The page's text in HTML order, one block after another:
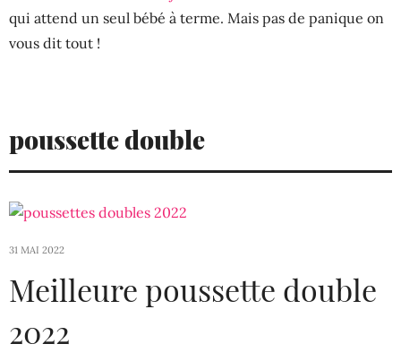
qui attend un seul bébé à terme. Mais pas de panique on
vous dit tout !
poussette double
31 MAI 2022
Meilleure poussette double
2022